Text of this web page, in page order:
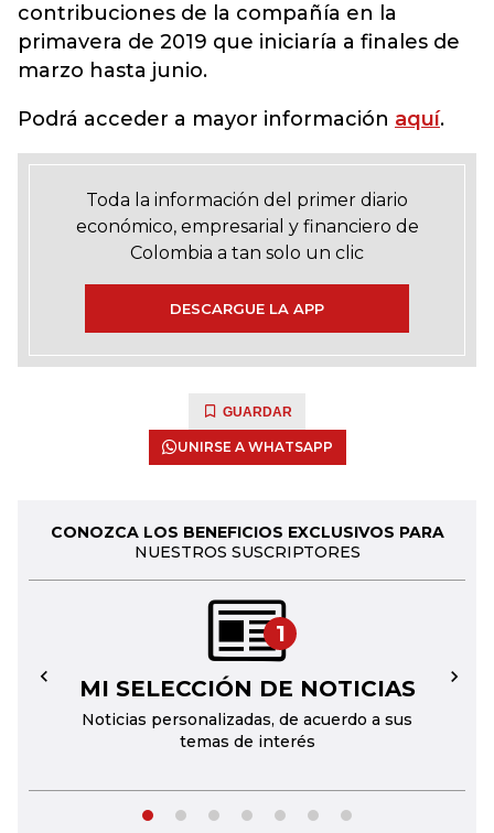
contribuciones de la compañía en la
primavera de 2019 que iniciaría a finales de
marzo hasta junio.
Podrá acceder a mayor información aquí.
Toda la información del primer diario
económico, empresarial y financiero de
Colombia a tan solo un clic
DESCARGUE LA APP
GUARDAR
UNIRSE A WHATSAPP
CONOZCA LOS BENEFICIOS EXCLUSIVOS PARA
NUESTROS SUSCRIPTORES
1
MI SELECCIÓN DE NOTICIAS
Noticias personalizadas, de acuerdo a sus
temas de interés
← →